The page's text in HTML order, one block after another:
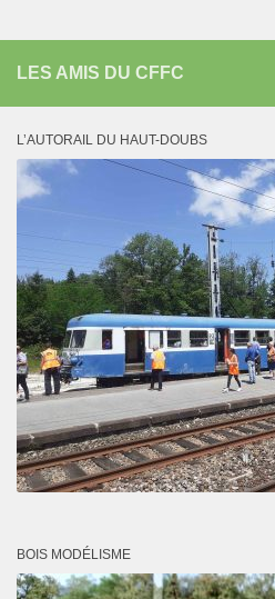
LES AMIS DU CFFC
L’AUTORAIL DU HAUT-DOUBS
BOIS MODÉLISME